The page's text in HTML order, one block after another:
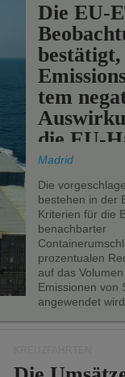
Die EU-
bestätigt,
tem
die EU-
Madrid
Die
bestehen in der
Kriterien für die
benachbarter
prozentualen
auf das
Emissionen von
angewendet